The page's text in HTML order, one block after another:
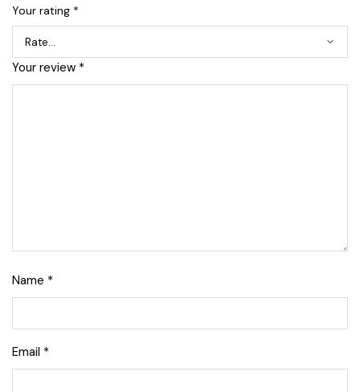
Your rating *
Your review *
Name *
Email *